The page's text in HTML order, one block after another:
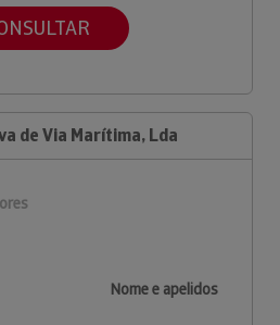
de Via Marítima, Lda
Nome e apelidos